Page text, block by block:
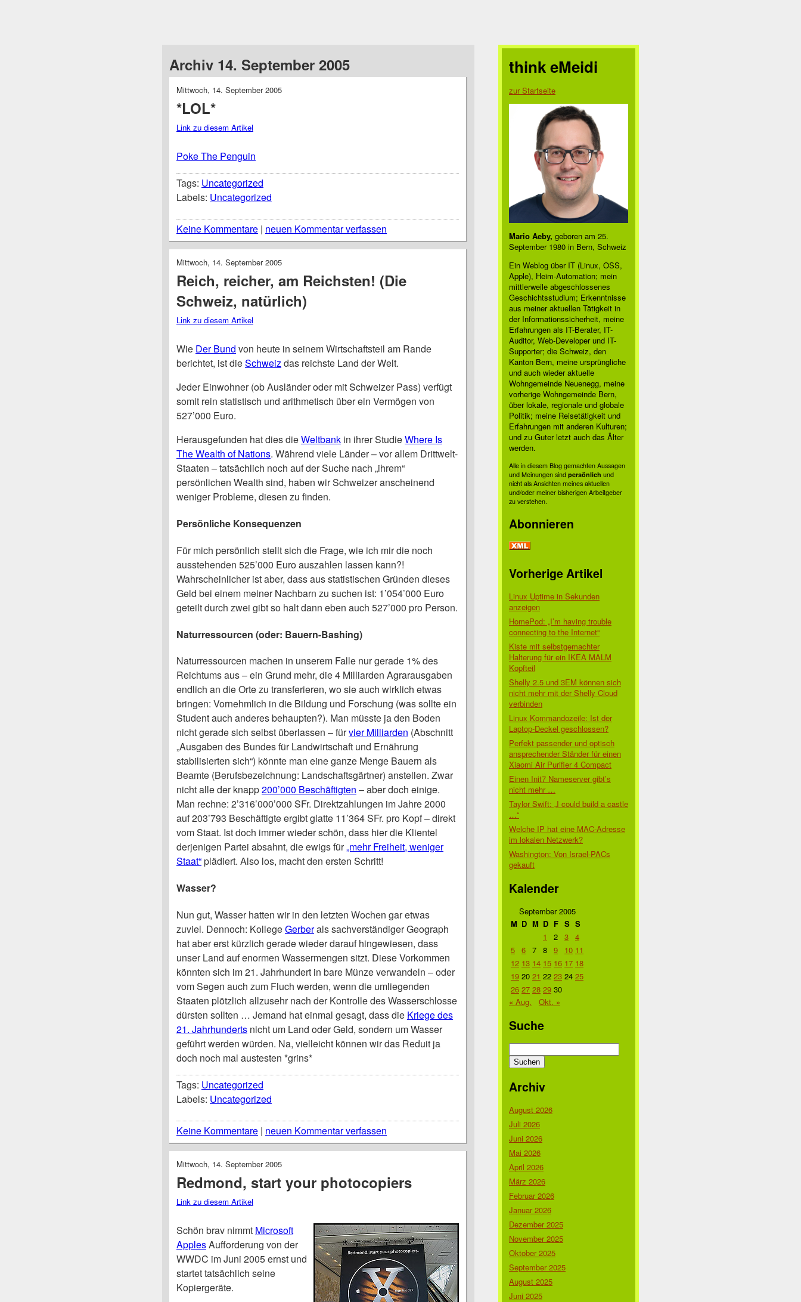
Archiv 14. September 2005
Mittwoch, 14. September 2005
*LOL*
Link zu diesem Artikel
Poke The Penguin
Tags: Uncategorized
Labels: Uncategorized
Keine Kommentare | neuen Kommentar verfassen
Mittwoch, 14. September 2005
Reich, reicher, am Reichsten! (Die
Schweiz, natürlich)
Link zu diesem Artikel
Wie Der Bund von heute in seinem Wirtschaftsteil am Rande
berichtet, ist dieSchweizdas reichste Land der Welt.
Jeder Einwohner (ob Ausländer oder mit Schweizer Pass) verfügt
somit rein statistisch und arithmetisch über ein Vermögen von
527’000 Euro.
Herausgefunden hat dies dieWeltbank in ihrer StudieWhere Is
The Wealth of Nations. Während viele Länder – vor allem Drittwelt-
Staaten – tatsächlich noch auf der Suche nach „ihrem“
persönlichen Wealth sind, haben wir Schweizer anscheinend
weniger Probleme, diesen zu finden.
Persönliche Konsequenzen
Für mich persönlich stellt sich die Frage, wie ich mir die noch
ausstehenden 525’000 Euro auszahlen lassen kann?!
Wahrscheinlicher ist aber, dass aus statistischen Gründen dieses
Geld bei einem meiner Nachbarn zu suchen ist: 1’054’000 Euro
geteilt durch zwei gibt so halt dann eben auch 527’000 pro Person.
Naturressourcen (oder: Bauern-Bashing)
Naturressourcen machen in unserem Falle nur gerade 1% des
Reichtums aus – ein Grund mehr, die 4 Milliarden Agrarausgaben
endlich an die Orte zu transferieren, wo sie auch wirklich etwas
bringen: Vornehmlich in die Bildung und Forschung (was sollte ein
Student auch anderes behaupten?). Man müsste ja den Boden
nicht gerade sich selbst überlassen – fürvier Milliarden (Abschnitt
„Ausgaben des Bundes für Landwirtschaft und Ernährung
stabilisierten sich“) könnte man eine ganze Menge Bauern als
Beamte (Berufsbezeichnung: Landschaftsgärtner) anstellen. Zwar
nicht alle der knapp200’000 Beschäftigten – aber doch einige.
Man rechne: 2’316’000’000 SFr. Direktzahlungen im Jahre 2000
auf 203’793 Beschäftigte ergibt glatte 11’364 SFr. pro Kopf – direkt
vom Staat. Ist doch immer wieder schön, dass hier die Klientel
derjenigen Partei absahnt, die ewigs für„mehr Freiheit, weniger
Staat“plädiert. Also los, macht den ersten Schritt!
Wasser?
Nun gut, Wasser hatten wir in den letzten Wochen gar etwas
zuviel. Dennoch: KollegeGerberals sachverständiger Geograph
hat aber erst kürzlich gerade wieder darauf hingewiesen, dass
unser Land auf enormen Wassermengen sitzt. Diese Vorkommen
könnten sich im 21. Jahrhundert in bare Münze verwandeln – oder
vom Segen auch zum Fluch werden, wenn die umliegenden
Staaten plötzlich allzusehr nach der Kontrolle des Wasserschlosse
dürsten sollten … Jemand hat einmal gesagt, dass die Kriege des
21. Jahrhunderts nicht um Land oder Geld, sondern um Wasser
geführt werden würden. Na, vielleicht können wir das Reduit ja
doch noch mal austesten *grins*
Tags: Uncategorized
Labels: Uncategorized
Keine Kommentare | neuen Kommentar verfassen
Mittwoch, 14. September 2005
Redmond, start your photocopiers
Link zu diesem Artikel
Schön brav nimmt Microsoft
ApplesAufforderung von der
WWDC im Juni 2005 ernst und
startet tatsächlich seine
Kopiergeräte.
think eMeidi
zur Startseite
Mario Aeby, geboren am 25.
September 1980 in Bern, Schweiz
Ein Weblog über IT (Linux, OSS,
Apple), Heim-Automation; mein
mittlerweile abgeschlossenes
Geschichtsstudium; Erkenntnisse
aus meiner aktuellen Tätigkeit in
der Informationssicherheit, meine
Erfahrungen als IT-Berater, IT-
Auditor, Web-Developer und IT-
Supporter; die Schweiz, den
Kanton Bern, meine ursprüngliche
und auch wieder aktuelle
Wohngemeinde Neuenegg, meine
vorherige Wohngemeinde Bern,
über lokale, regionale und globale
Politik; meine Reisetätigkeit und
Erfahrungen mit anderen Kulturen;
und zu Guter letzt auch das Älter
werden.
Alle in diesem Blog gemachten Aussagen
und Meinungen sind persönlich und
nicht als Ansichten meines aktuellen
und/oder meiner bisherigen Arbeitgeber
zu verstehen.
Abonnieren
Vorherige Artikel
Linux Uptime in Sekunden
anzeigen
HomePod: „I’m having trouble
connecting to the Internet“
Kiste mit selbstgemachter
Halterung für ein IKEA MALM
Kopfteil
Shelly 2.5 und 3EM können sich
nicht mehr mit der Shelly Cloud
verbinden
Linux Kommandozeile: Ist der
Laptop-Deckel geschlossen?
Perfekt passender und optisch
ansprechender Ständer für einen
Xiaomi Air Purifier 4 Compact
Einen Init7 Nameserver gibt’s
nicht mehr …
Taylor Swift: „I could build a castle
…“
Welche IP hat eine MAC-Adresse
im lokalen Netzwerk?
Washington: Von Israel-PACs
gekauft
Kalender
September 2005
M D M D F S S
1
2 3 4
5 6 7 8 9 10 11
12 13 14 15 16 17 18
19 20 21 22 23 24 25
26 27 28 29 30
« Aug.
Okt. »
Suche
nach:
Archiv
August 2026
Juli 2026
Juni 2026
Mai 2026
April 2026
März 2026
Februar 2026
Januar 2026
Dezember 2025
November 2025
Oktober 2025
September 2025
August 2025
Juni 2025